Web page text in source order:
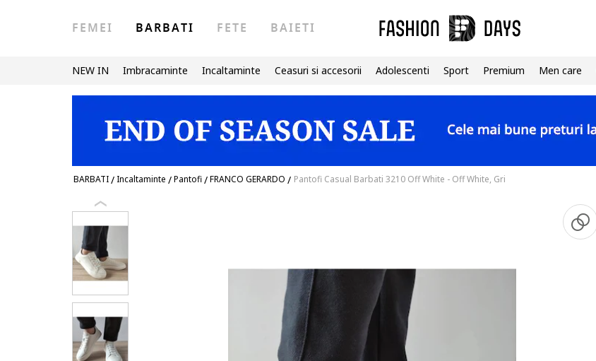
FEMEI BARBATI FETE BAIETI
NEW IN Imbracaminte Incaltaminte Ceasuri si accesorii Adolescenti Sport Premium Men care
BARBATI/Incaltaminte /Pantofi/FRANCO GERARDO / Pantofi Casual Barbati 3210 Off White - Off White, Gri